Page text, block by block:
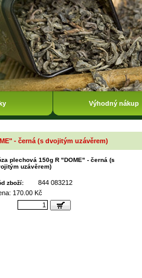
Výhodný nákup
- černá (s dvojitým uzávěrem)
plechová 150g R "DOME" - černá (s
uzávěrem)
zboží:
844 083212
170.00 Kč